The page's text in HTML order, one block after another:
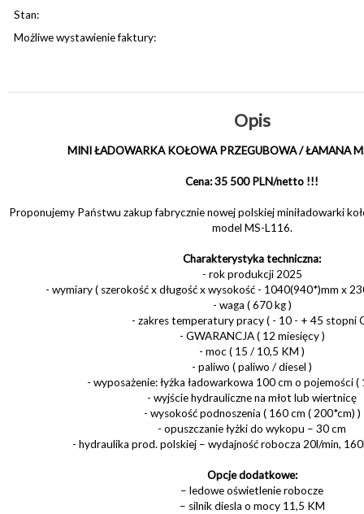
Stan:
Możliwe wystawienie faktury:
Opis
MINI ŁADOWARKA KOŁOWA PRZEGUBOWA / ŁAMANA
Cena: 35 500 PLN/netto !!!
Proponujemy Państwu zakup fabrycznie nowej polskiej miniładowarki
model MS-L116.
Charakterystyka techniczna:
- rok produkcji 2025
- wymiary ( szerokość x długość x wysokość - 1040(940*)mm x
- waga ( 670 kg )
- zakres temperatury pracy ( - 10 - + 45 stopni
- GWARANCJA ( 12 miesięcy )
- moc ( 15 / 10,5 KM )
- paliwo ( paliwo / diesel )
- wyposażenie: łyżka ładowarkowa 100 cm o pojemości
- wyjście hydrauliczne na młot lub wiertnicę
- wysokość podnoszenia ( 160 cm ( 200*cm) )
- opuszczanie łyżki do wykopu – 30 cm
- hydraulika prod. polskiej – wydajność robocza 20l/min,
Opcje dodatkowe:
– ledowe oświetlenie robocze
– silnik diesla o mocy 11,5 KM